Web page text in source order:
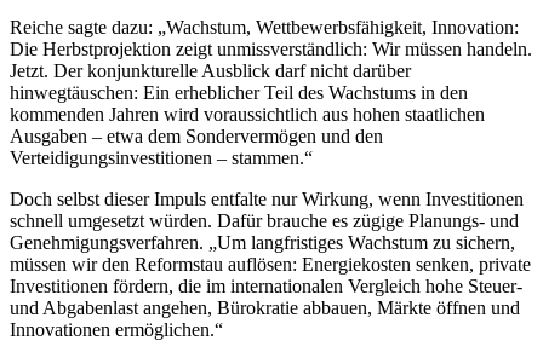
Reiche sagte dazu: „Wachstum, Wettbewerbsfähigkeit, Innovation:
Die Herbstprojektion zeigt unmissverständlich: Wir müssen handeln.
Jetzt. Der konjunkturelle Ausblick darf nicht darüber
hinwegtäuschen: Ein erheblicher Teil des Wachstums in den
kommenden Jahren wird voraussichtlich aus hohen staatlichen
Ausgaben – etwa dem Sondervermögen und den
Verteidigungsinvestitionen – stammen.“
Doch selbst dieser Impuls entfalte nur Wirkung, wenn Investitionen
schnell umgesetzt würden. Dafür brauche es zügige Planungs- und
Genehmigungsverfahren. „Um langfristiges Wachstum zu sichern,
müssen wir den Reformstau auflösen: Energiekosten senken, private
Investitionen fördern, die im internationalen Vergleich hohe Steuer-
und Abgabenlast angehen, Bürokratie abbauen, Märkte öffnen und
Innovationen ermöglichen.“